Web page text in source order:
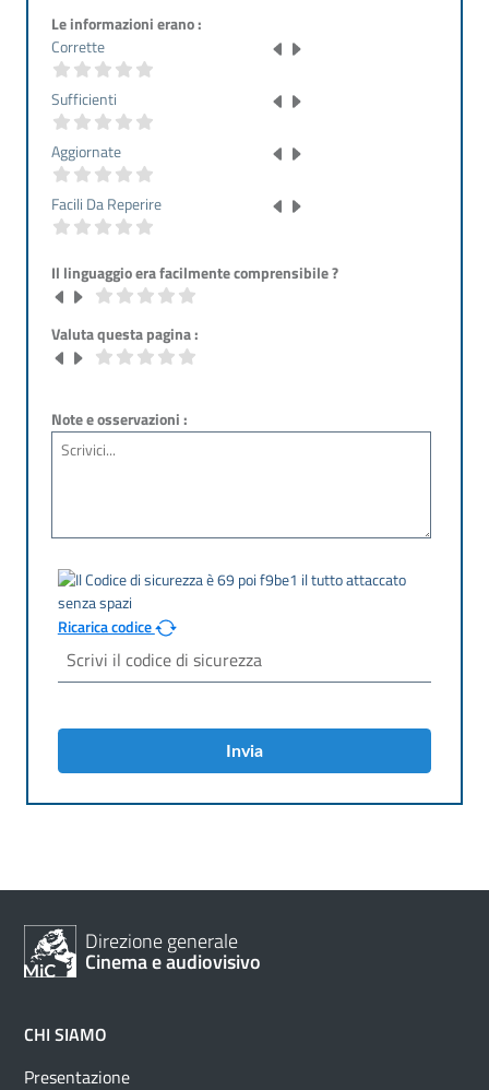
Le informazioni erano :
Corrette
Sufficienti
Aggiornate
Facili Da Reperire
Il linguaggio era facilmente comprensibile ?
Valuta questa pagina :
Note e osservazioni :
Ricarica codice
Invia
Direzione generale
Cinema e audiovisivo
CHI SIAMO
Presentazione